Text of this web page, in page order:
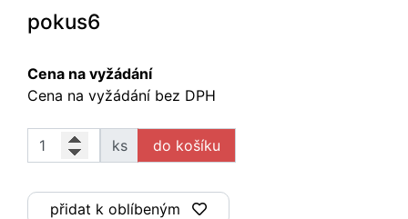
pokus6
Cena na vyžádání
Cena na vyžádání bez DPH
ks
přidat k oblíbeným